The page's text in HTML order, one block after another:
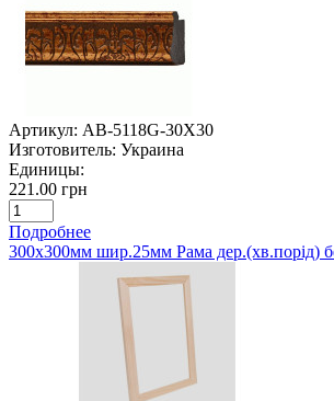
Артикул: AB-5118G-30X30
Изготовитель: Украина
Единицы:
221.00 грн
Подробнее
300х300мм шир.25мм Рама дер.(хв.порід)